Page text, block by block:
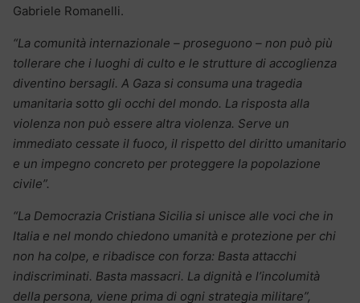
Gabriele Romanelli.
“La comunità internazionale – proseguono – non può più
tollerare che i luoghi di culto e le strutture di accoglienza
diventino bersagli. A Gaza si consuma una tragedia
umanitaria sotto gli occhi del mondo. La risposta alla
violenza non può essere altra violenza. Serve un
immediato cessate il fuoco, il rispetto del diritto umanitario
e un impegno concreto per proteggere la popolazione
civile”.
“La Democrazia Cristiana Sicilia si unisce alle voci che in
Italia e nel mondo chiedono umanità e protezione per chi
non ha colpe, e ribadisce con forza: Basta attacchi
indiscriminati. Basta massacri. La dignità e l’incolumità
della persona, viene prima di ogni strategia militare”,